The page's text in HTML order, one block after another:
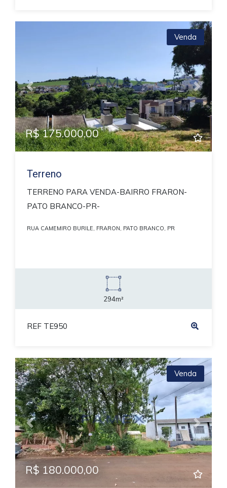
Previous Next
Venda
R$ 175.000,00
Terreno
TERRENO PARA VENDA-BAIRRO FRARON-
PATO BRANCO-PR-
RUA CAMEMIRO BURILE, FRARON, PATO BRANCO, PR
294m²
REF TE950
Previous Next
Venda
R$ 180.000,00